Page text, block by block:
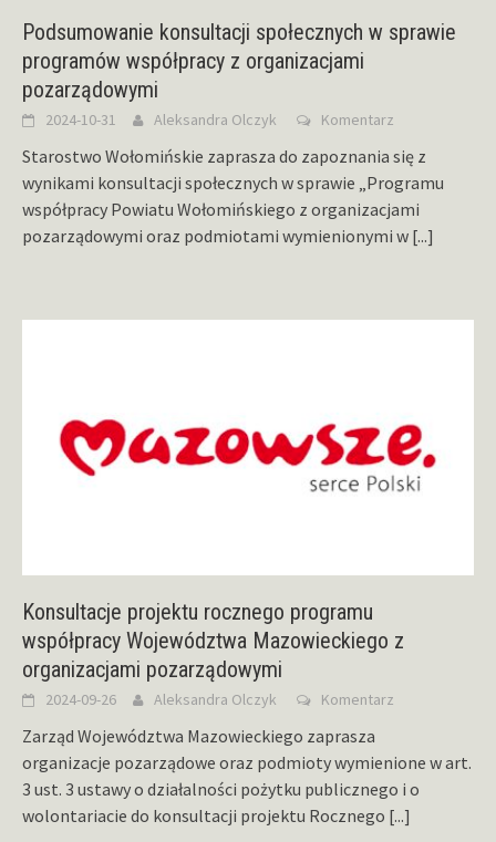
Podsumowanie konsultacji społecznych w sprawie
programów współpracy z organizacjami
pozarządowymi
2024-10-31 Aleksandra Olczyk Komentarz
Starostwo Wołomińskie zaprasza do zapoznania się z
wynikami konsultacji społecznych w sprawie „Programu
współpracy Powiatu Wołomińskiego z organizacjami
pozarządowymi oraz podmiotami wymienionymi w [...]
Konsultacje projektu rocznego programu
współpracy Województwa Mazowieckiego z
organizacjami pozarządowymi
2024-09-26 Aleksandra Olczyk Komentarz
Zarząd Województwa Mazowieckiego zaprasza
organizacje pozarządowe oraz podmioty wymienione w art.
3 ust. 3 ustawy o działalności pożytku publicznego i o
wolontariacie do konsultacji projektu Rocznego [...]